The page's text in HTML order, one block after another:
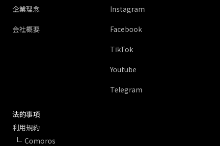
企業理念
会社概要
Instagram
Facebook
TikTok
Youtube
Telegram
法的事項
利用規約
Comoros